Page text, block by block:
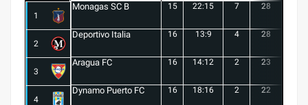
1
Monagas SC B 15 22:15 7 28
2
Deportivo Italia 16 13:9 4 28
3
Aragua FC 16 14:12 2 23
4
Dynamo Puerto FC 16 18:16 2 22